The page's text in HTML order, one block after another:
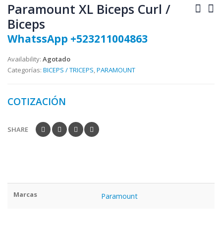
Paramount XL Biceps Curl /
Biceps
WhatssApp +523211004863
Availability: Agotado
Categorías: BICEPS / TRICEPS,PARAMOUNT
COTIZACIÓN
SHARE
Marcas Paramount